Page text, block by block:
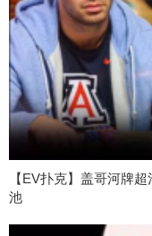
【EV扑克】盖哥河牌
池